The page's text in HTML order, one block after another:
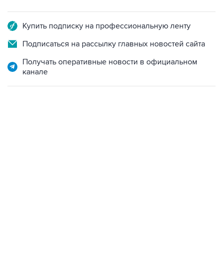
Купить подписку на профессиональную ленту
Подписаться на рассылку главных новостей сайта
Получать оперативные новости в официальном
канале